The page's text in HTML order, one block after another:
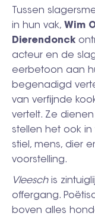
Tussen
in hun vak, Wim
Dierendonck
acteur en de
eerbetoon aan
begenadigd
van verfĳnde
vertelt. Ze
stellen het ook
stiel, mens, dier
voorstelling.
Vleeschis
offergang.
boven alles